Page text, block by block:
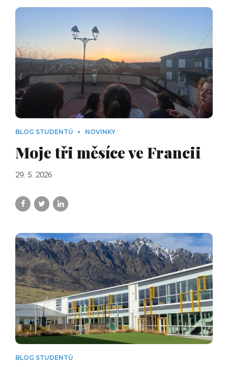
BLOG STUDENTŮ NOVINKY
Moje tři měsíce ve Francii
29. 5. 2026
BLOG STUDENTŮ